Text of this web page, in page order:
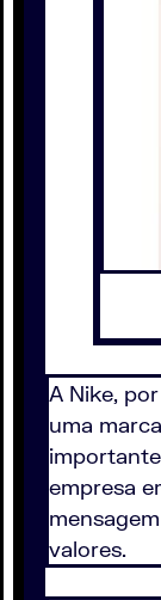
A Nike,
uma
empresa
valores.